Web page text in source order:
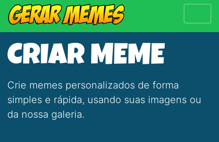
CRIAR MEME
Crie memes personalizados de forma
simples e rápida, usando suas imagens ou
da nossa galeria.